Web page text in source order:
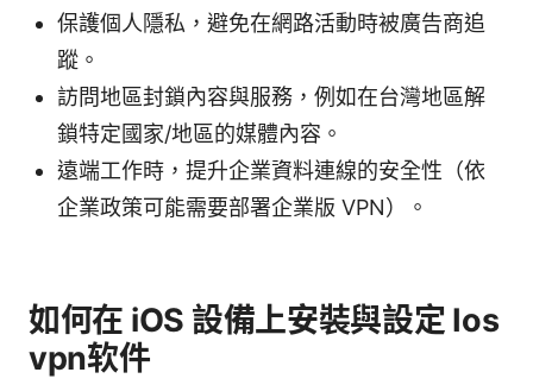
保護個人隱私，避免在網路活動時被廣告商追
蹤。
訪問地區封鎖內容與服務，例如在台灣地區解
鎖特定國家/地區的媒體內容。
遠端工作時，提升企業資料連線的安全性（依
企業政策可能需要部署企業版 VPN）。
如何在 iOS 設備上安裝與設定 Ios
vpn软件